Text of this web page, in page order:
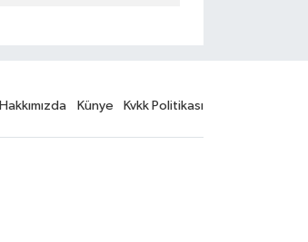
Hakkımızda Künye Kvkk Politikası